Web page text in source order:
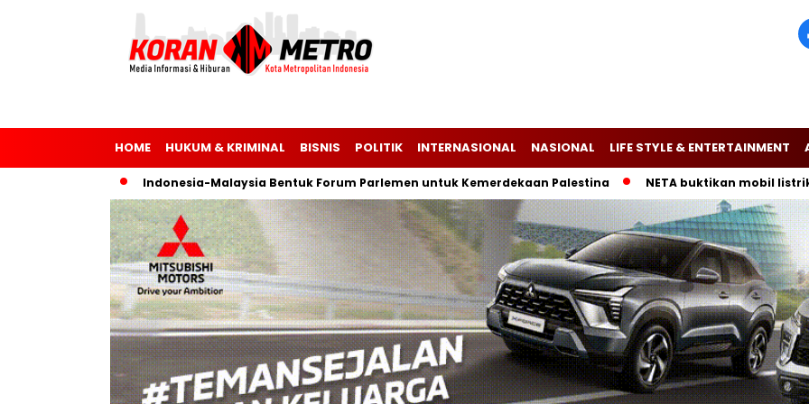
HOME HUKUM & KRIMINAL BISNIS POLITIK INTERNASIONAL NASIONAL LIFE STYLE & ENTERTAINMENT
Indonesia-Malaysia Bentuk Forum Parlemen untuk Kemerdekaan Palestina NETA buktikan mobil listrik V-II